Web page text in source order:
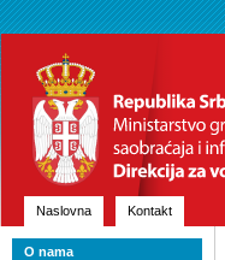
Naslovna Kontakt
O nama